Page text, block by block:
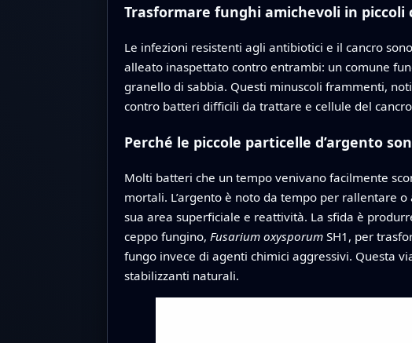
Trasformare funghi amichevoli in
Le infezioni resistenti agli antibiotici e il cancro
alleato inaspettato contro entrambi: un comune
granello di sabbia. Questi minuscoli frammenti,
contro batteri difficili da trattare e cellule del
Perché le piccole particelle d’argento
Molti batteri che un tempo venivano facilmente
mortali. L’argento è noto da tempo per rallentare
sua area superficiale e reattività. La sfida è
ceppo fungino, Fusarium oxysporumSH1, per
fungo invece di agenti chimici aggressivi. Questa
stabilizzanti naturali.